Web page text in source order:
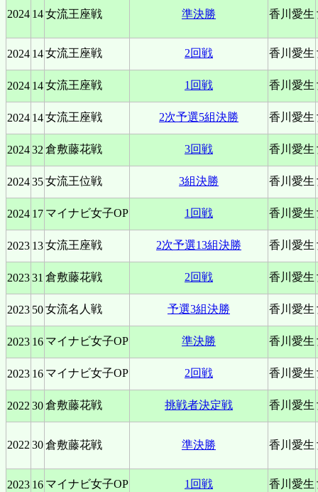
2024 14女流王座戦 準決勝 香川愛生
2024 14女流王座戦 2回戦 香川愛生
2024 14女流王座戦 1回戦 香川愛生
2024 14女流王座戦 2次予選5組決勝 香川愛生
202432倉敷藤花戦 3回戦 香川愛生
202435女流王位戦 3組決勝 香川愛生
2024 17 マイナビ女子OP 1回戦 香川愛生
2023 13女流王座戦 2次予選13組決勝 香川愛生
202331 倉敷藤花戦 2回戦 香川愛生
2023 50女流名人戦 予選3組決勝 香川愛生
2023 16 マイナビ女子OP 準決勝 香川愛生
2023 16 マイナビ女子OP 2回戦 香川愛生
202230倉敷藤花戦 挑戦者決定戦 香川愛生
202230倉敷藤花戦 準決勝 香川愛生
2023 16 マイナビ女子OP 1回戦 香川愛生